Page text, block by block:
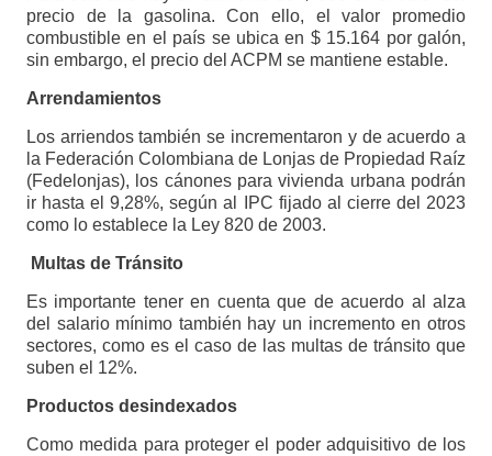
precio de la gasolina. Con ello, el valor promedio
combustible en el país se ubica en $ 15.164 por galón,
sin embargo, el precio del ACPM se mantiene estable.
Arrendamientos
Los arriendos también se incrementaron y de acuerdo a
la Federación Colombiana de Lonjas de Propiedad Raíz
(Fedelonjas), los cánones para vivienda urbana podrán
ir hasta el 9,28%, según al IPC fijado al cierre del 2023
como lo establece la Ley 820 de 2003.
Multas de Tránsito
Es importante tener en cuenta que de acuerdo al alza
del salario mínimo también hay un incremento en otros
sectores, como es el caso de las multas de tránsito que
suben el 12%.
Productos desindexados
Como medida para proteger el poder adquisitivo de los